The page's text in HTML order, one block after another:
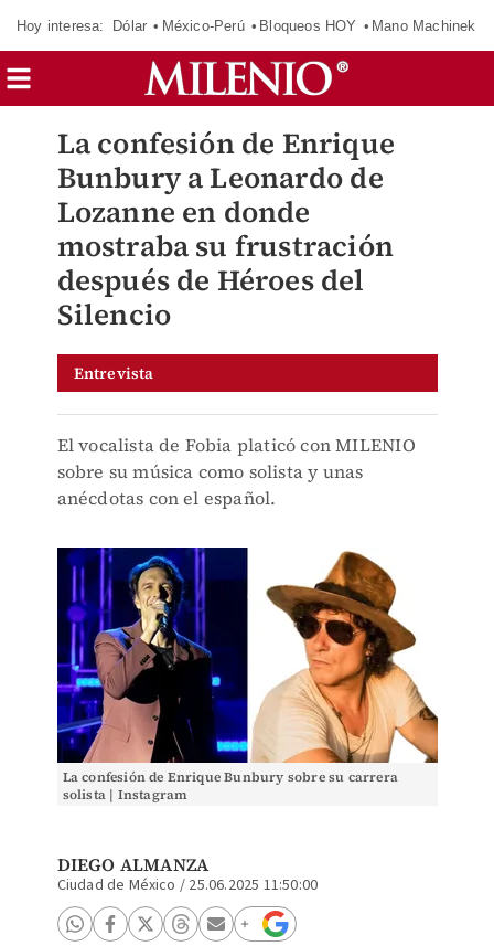
Hoy interesa: Dólar México-Perú Bloqueos HOY Mano Machinek
La confesión de Enrique
Bunbury a Leonardo de
Lozanne en donde
mostraba su frustración
después de Héroes del
Silencio
Entrevista
El vocalista de Fobia platicó con MILENIO
sobre su música como solista y unas
anécdotas con el español.
La confesión de Enrique Bunbury sobre su carrera
solista | Instagram
DIEGO ALMANZA
Ciudad de México / 25.06.2025 11:50:00